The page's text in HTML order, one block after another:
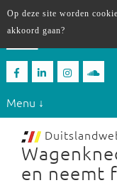
Menu ↓
en neemt
Op deze site worden
akkoord gaan?